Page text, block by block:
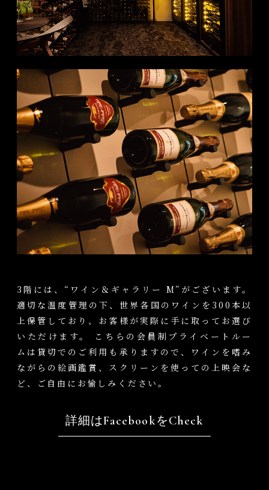
3階には、“ワイン＆ギャラリー M”がございます。
適切な温度管理の下、世界各国のワインを300本以
上保管しており、お客様が実際に手に取ってお選び
いただけます。 こちらの会員制プライベートルー
ムは貸切でのご利用も承りますので、ワインを嗜み
ながらの絵画鑑賞、スクリーンを使っての上映会な
ど、ご自由にお愉しみください。
詳細はFacebookをCheck